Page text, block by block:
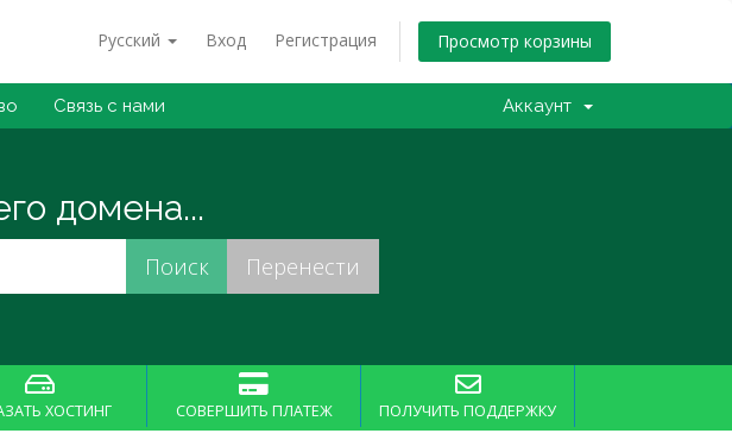
Русский Вход Регистрация Просмотр корзины
Связь с нами Аккаунт
домена...
ХОСТИНГ СОВЕРШИТЬ ПЛАТЕЖ ПОЛУЧИТЬ ПОДДЕРЖКУ